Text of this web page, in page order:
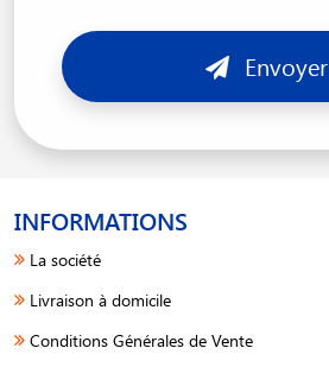
Envoyer
INFORMATIONS
La société
Livraison à domicile
Conditions Générales de Vente